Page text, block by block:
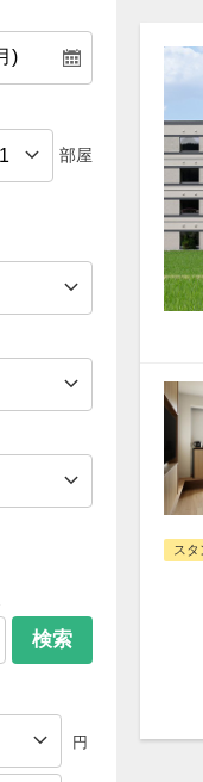
部屋
検索
円
スタ